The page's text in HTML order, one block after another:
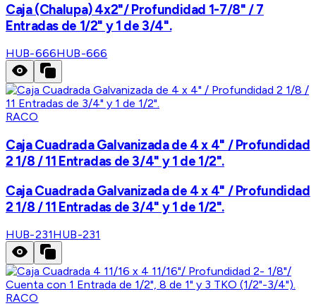
Caja (Chalupa) 4x2"/ Profundidad 1-7/8" / 7
Entradas de 1/2" y 1 de 3/4".
HUB-666HUB-666
RACO
Caja Cuadrada Galvanizada de 4 x 4" / Profundidad
2 1/8 / 11 Entradas de 3/4" y 1 de 1/2".
Caja Cuadrada Galvanizada de 4 x 4" / Profundidad
2 1/8 / 11 Entradas de 3/4" y 1 de 1/2".
HUB-231HUB-231
RACO